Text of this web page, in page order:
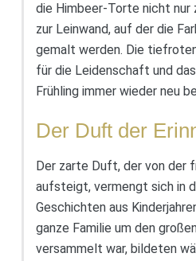
die Himbeer-Torte nicht nur
zur Leinwand, auf der die
gemalt werden. Die
für die Leidenschaft und
Frühling immer wieder neu
Der Duft der
Der zarte Duft, der von der
aufsteigt, vermengt sich in
Geschichten aus
ganze Familie um den
versammelt war, bildeten